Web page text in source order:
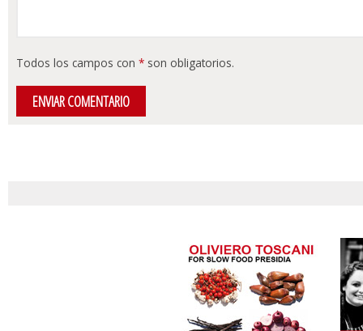
Todos los campos con * son obligatorios.